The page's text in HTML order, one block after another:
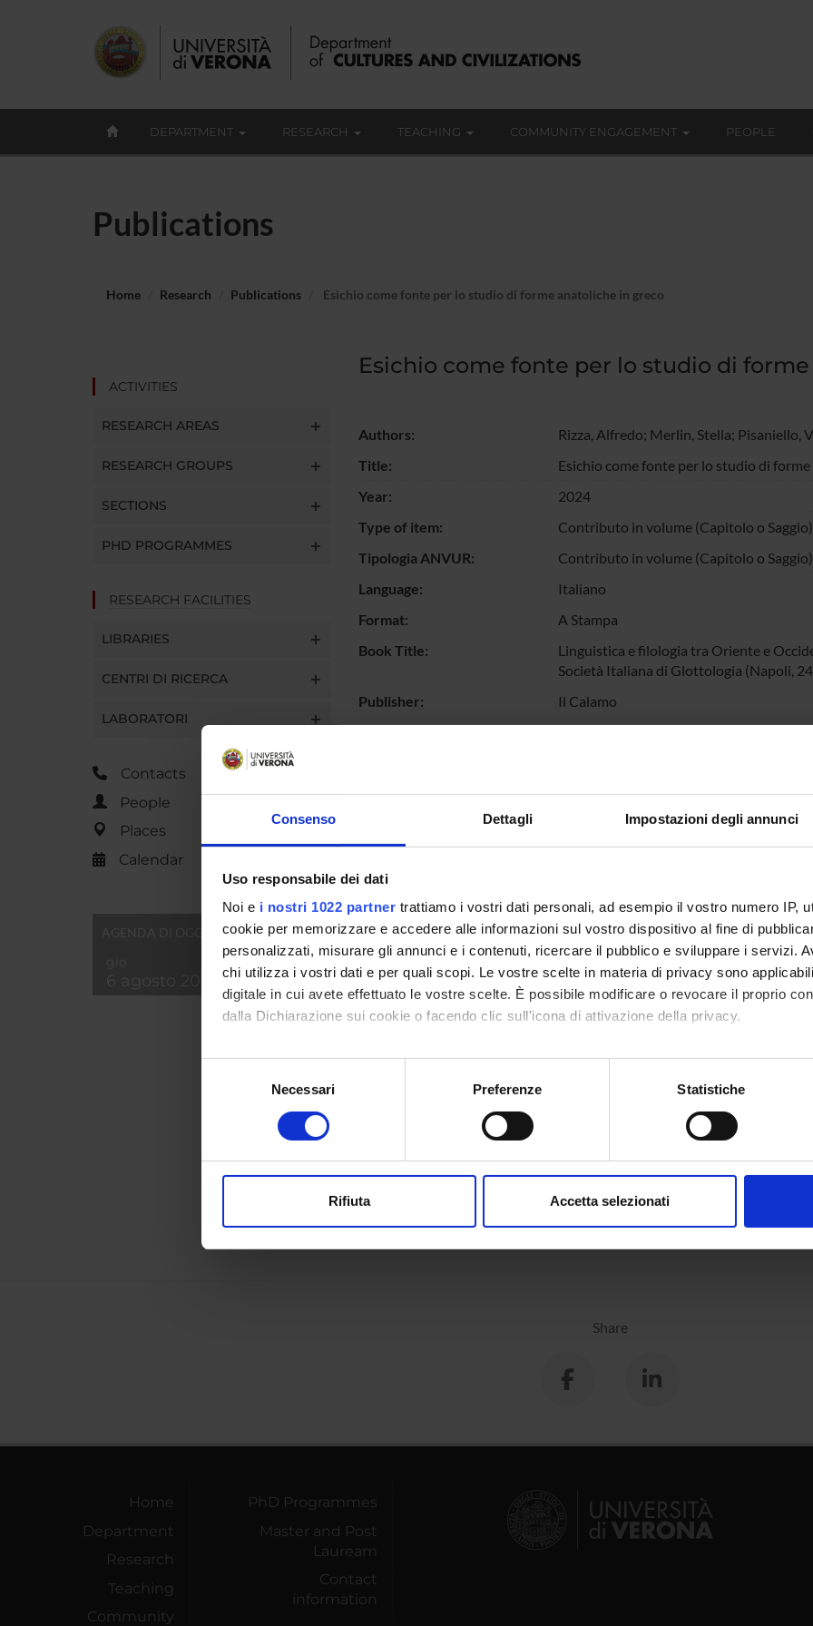
Consenso Dettagli Impostazioni degli annunci
Uso responsabile dei dati
Noi e i nostri 1022 partner trattiamo i vostri dati personali, ad esempio il vostro numero IP,
cookie per memorizzare e accedere alle informazioni sul vostro dispositivo al fine di
personalizzati, misurare gli annunci e i contenuti, ricercare il pubblico e sviluppare i servizi.
chi utilizza i vostri dati e per quali scopi. Le vostre scelte in materia di privacy sono
digitale in cui avete effettuato le vostre scelte. È possibile modificare o revocare il proprio
dalla Dichiarazione sui cookie o facendo clic sull'icona di attivazione della privacy.
Con il tuo consenso, vorremmo anche:
raccogliere informazioni sulla tua posizione geografica, con un'approssimazione di
digitali).
modificare o ritirare il tuo consenso in qualsiasi momento dalla Dichiarazione sui cookie.
Necessari Preferenze Statistiche
Rifiuta Accetta selezionati
DEPARTMENT RESEARCH TEACHING COMMUNITY ENGAGEMENT PEOPLE
Publications
Home Research Publications Esichio come fonte per lo studio di forme anatoliche in greco
ACTIVITIES
RESEARCH AREAS
RESEARCH GROUPS
SECTIONS
PHD PROGRAMMES
RESEARCH FACILITIES
LIBRARIES
CENTRI DI RICERCA
LABORATORI
Contacts
People
Places
Calendar
Esichio come fonte per lo studio di
Authors: Rizza, Alfredo; Merlin, Stella; Pisaniello,
Title:
Esichio come fonte per lo studio di
Year:
2024
Type of item:
Contributo in volume (Capitolo o Saggio)
Tipologia ANVUR:
Contributo in volume (Capitolo o Saggio)
Language:
Italiano
Format:
A Stampa
Book Title:
Linguistica e filologia tra Oriente e
Società Italiana di Glottologia (Napoli,
Publisher:
Il Calamo
Keyword:
Hesychius of Alexandria, Lydian, Greek,
Short description of
contents:
Critical assesment of crucial cases of
Product ID:
Handle IRIS:
11562/1048260
Last Modified:
May 3, 2025
Bibliographic citation:
Rizza, Alfredo Merlin, Stella ; Pisaniello,
anatoliche in greco Linguistica e
annuale della Società Italiana di
,pp. 287-296
DEPARTMENT
Egeo-anatolistica (linea di ricerca) Department
<<back
Share
Home
Department
Research
Teaching
Community
PhD Programmes
Master and Post
Lauream
Contact
information